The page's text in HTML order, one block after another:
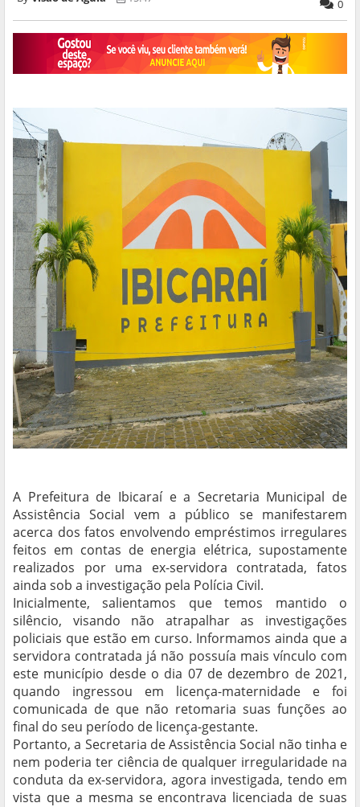
0
A Prefeitura de Ibicaraí e a Secretaria Municipal de
Assistência Social vem a público se manifestarem
acerca dos fatos envolvendo empréstimos irregulares
feitos em contas de energia elétrica, supostamente
realizados por uma ex-servidora contratada, fatos
ainda sob a investigação pela Polícia Civil.
Inicialmente, salientamos que temos mantido o
silêncio, visando não atrapalhar as investigações
policiais que estão em curso. Informamos ainda que a
servidora contratada já não possuía mais vínculo com
este município desde o dia 07 de dezembro de 2021,
quando ingressou em licença-maternidade e foi
comunicada de que não retomaria suas funções ao
final do seu período de licença-gestante.
Portanto, a Secretaria de Assistência Social não tinha e
nem poderia ter ciência de qualquer irregularidade na
conduta da ex-servidora, agora investigada, tendo em
vista que a mesma se encontrava licenciada de suas